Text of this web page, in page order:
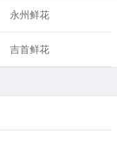
永州鲜花
吉首鲜花